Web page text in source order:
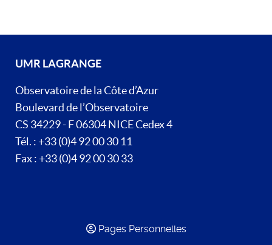
UMR LAGRANGE
Observatoire de la Côte d’Azur
Boulevard de l’Observatoire
CS 34229 - F 06304 NICE Cedex 4
Tél. : +33 (0)4 92 00 30 11
Fax : +33 (0)4 92 00 30 33
Pages Personnelles